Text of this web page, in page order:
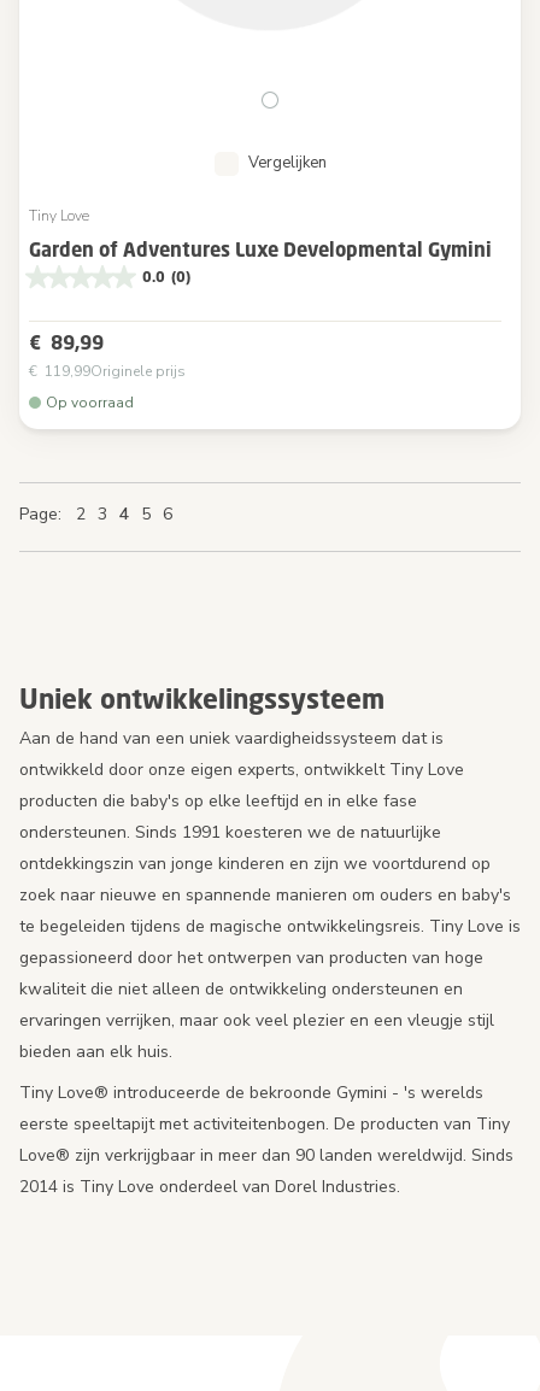
Vergelijken
Tiny Love
Garden of Adventures Luxe Developmental Gymini
0.0 (0)
€ 89,99
€ 119,99Originele prijs
Op voorraad
Page Page
Page
Page
2 Page
3 You're currently reading page
4 Page
5 Page
6
Uniek ontwikkelingssysteem
Aan de hand van een uniek vaardigheidssysteem dat is
ontwikkeld door onze eigen experts, ontwikkelt Tiny Love
producten die baby's op elke leeftijd en in elke fase
ondersteunen. Sinds 1991 koesteren we de natuurlijke
ontdekkingszin van jonge kinderen en zijn we voortdurend op
zoek naar nieuwe en spannende manieren om ouders en baby's
te begeleiden tijdens de magische ontwikkelingsreis. Tiny Love is
gepassioneerd door het ontwerpen van producten van hoge
kwaliteit die niet alleen de ontwikkeling ondersteunen en
ervaringen verrijken, maar ook veel plezier en een vleugje stijl
bieden aan elk huis.
Tiny Love® introduceerde de bekroonde Gymini - 's werelds
eerste speeltapijt met activiteitenbogen. De producten van Tiny
Love® zijn verkrijgbaar in meer dan 90 landen wereldwijd. Sinds
2014 is Tiny Love onderdeel van Dorel Industries.